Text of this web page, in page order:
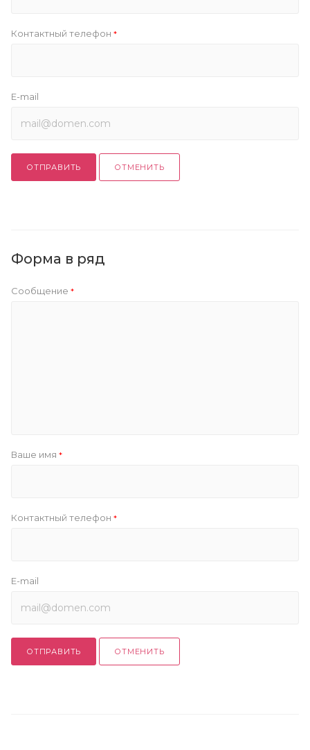
Контактный телефон *
E-mail
ОТПРАВИТЬ ОТМЕНИТЬ
Форма в ряд
Сообщение *
Ваше имя *
Контактный телефон *
E-mail
ОТПРАВИТЬ ОТМЕНИТЬ